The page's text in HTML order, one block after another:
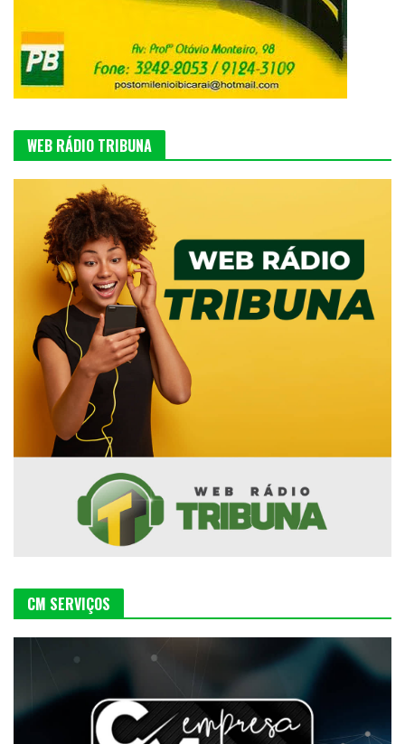
WEB RÁDIO TRIBUNA
CM SERVIÇOS